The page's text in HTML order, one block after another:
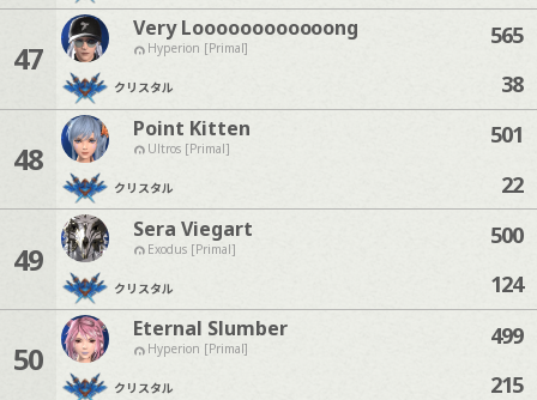
47
Very Loooooooooooong
Hyperion [Primal]
クリスタル
565
38
48
Point Kitten
Ultros [Primal]
クリスタル
501
22
49
Sera Viegart
Exodus [Primal]
クリスタル
500
124
50
Eternal Slumber
Hyperion [Primal]
クリスタル
499
215